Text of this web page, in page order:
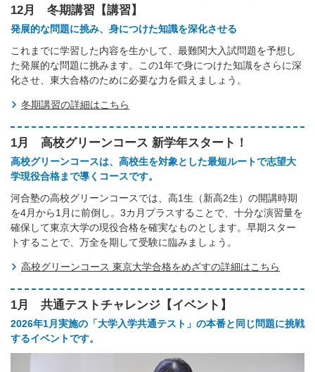
12月 冬期講習【講習】
発展的な問題に挑み、身につけた知識を深化させる
これまでに学習した内容を生かして、最難関大入試問題を予想し
た発展的な問題に挑みます。この1年で身につけた知識をさらに深
化させ、東大合格のために必要な力を鍛えましょう。
冬期講習の詳細はこちら
1月 高校グリーンコース 新学年スタート！
高校グリーンコースは、高校生を対象とした最短ルートで志望大
学現役合格まで導くコースです。
河合塾の高校グリーンコースでは、高1生（新高2生）の開講時期
を4月から1月に前倒し。3カ月プラスすることで、十分な演習量を
確保して東京大学の現役合格を確実なものとします。早期スター
トすることで、万全を期して受験に臨みましょう。
高校グリーンコース 東京大学合格をめざすの詳細はこちら
1月 共通テストチャレンジ【イベント】
2026年1月実施の「大学入学共通テスト」の本番と同じ問題に挑戦
するイベントです。